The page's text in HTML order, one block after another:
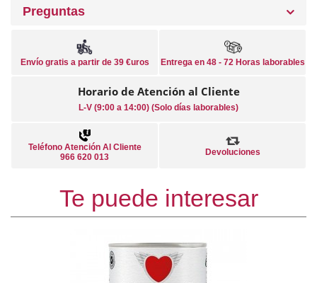
Preguntas
Envío gratis a partir de 39 €uros Entrega en 48 - 72 Horas laborables
Horario de Atención al Cliente
L-V (9:00 a 14:00) (Solo días laborables)
Teléfono Atención Al Cliente
966 620 013
Devoluciones
Te puede interesar